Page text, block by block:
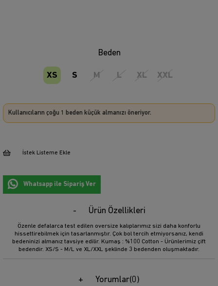
Beden
XS S M L XL XXL
Kullanıcıların çoğu 1 beden küçük almanızı öneriyor.
İstek Listeme Ekle
Whatsapp ile Sipariş Ver
Ürün Özellikleri
Özenle defalarca test edilen oversize kalıplarımız sizi daha konforlu
hissettirebilmek için tasarlanmıştır. Çok bol tercih etmiyorsanız, kendi
bedeninizi almanız tavsiye edilir. Kumaş : %100 Cotton - Ürünlerimiz çift
bedendir. XS/S - M/L ve XL/XXL şeklinde 3 bedenden oluşmaktadır.
Yorumlar(0)